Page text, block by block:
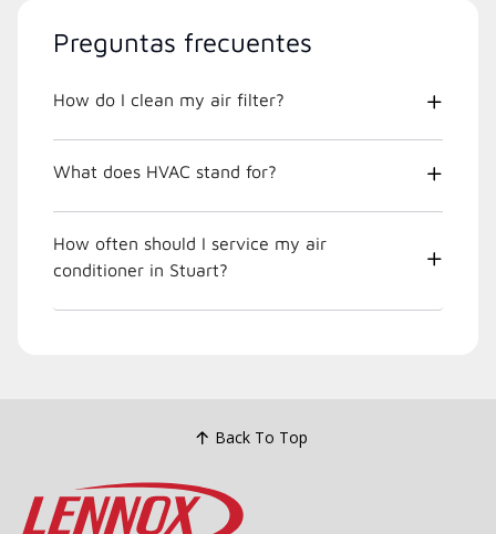
Preguntas frecuentes
How do I clean my air filter?
What does HVAC stand for?
How often should I service my air
conditioner in Stuart?
Back To Top